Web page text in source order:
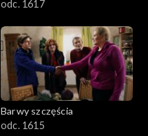
odc. 1617
Barwy szczęścia
odc. 1615